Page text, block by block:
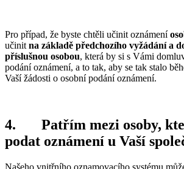
Pro případ, že byste chtěli učinit oznámení
učinit na základě předchozího vyžádání a
příslušnou osobou, která by si s Vámi
podání oznámení, a to tak, aby se tak stalo
Vaší žádosti o osobní podání oznámení.
4. Patřím mezi osoby,
podat oznámení u Vaší
Našeho vnitřního oznamovacího systému